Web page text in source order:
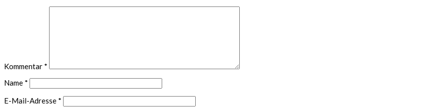
Kommentar *
Name *
E-Mail-Adresse *